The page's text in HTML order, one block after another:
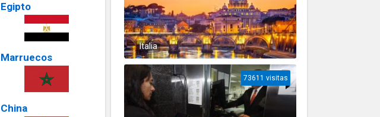
Egipto
Marruecos
China
Italia
73611 visitas